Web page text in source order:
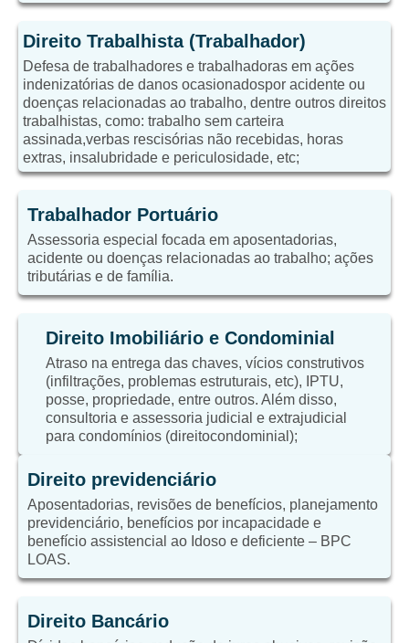
Direito Trabalhista (Trabalhador)
Defesa de trabalhadores e trabalhadoras em ações
indenizatórias de danos ocasionadospor acidente ou
doenças relacionadas ao trabalho, dentre outros direitos
trabalhistas, como: trabalho sem carteira
assinada,verbas rescisórias não recebidas, horas
extras, insalubridade e periculosidade, etc;
Trabalhador Portuário
Assessoria especial focada em aposentadorias,
acidente ou doenças relacionadas ao trabalho; ações
tributárias e de família.
Direito Imobiliário e Condominial
Atraso na entrega das chaves, vícios construtivos
(infiltrações, problemas estruturais, etc), IPTU,
posse, propriedade, entre outros. Além disso,
consultoria e assessoria judicial e extrajudicial
para condomínios (direitocondominial);
Direito previdenciário
Aposentadorias, revisões de benefícios, planejamento
previdenciário, benefícios por incapacidade e
benefício assistencial ao Idoso e deficiente – BPC
LOAS.
Direito Bancário